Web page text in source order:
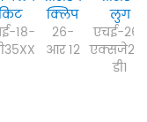
18-
क्लिप
26-
आर 12
लुग
एचई-26-
डी1